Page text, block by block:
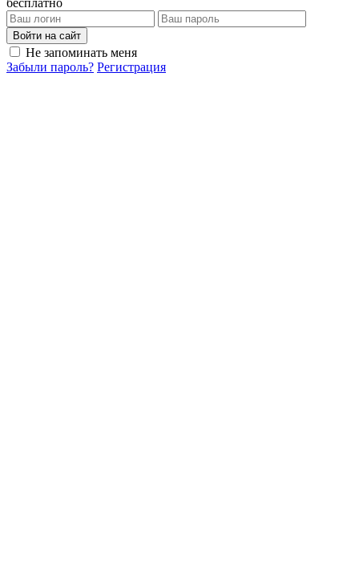
бесплатно
Войти на сайт
Не запоминать меня
Забыли пароль? Регистрация